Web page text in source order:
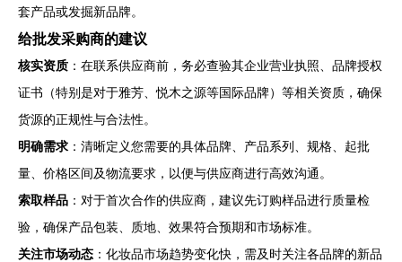
套产品或发掘新品牌。
给批发采购商的建议
核实资质 ：在联系供应商前，务必查验其企业营业执照、品牌授权
证书（特别是对于雅芳、悦木之源等国际品牌）等相关资质，确保
货源的正规性与合法性。
明确需求 ：清晰定义您需要的具体品牌、产品系列、规格、起批
量、价格区间及物流要求，以便与供应商进行高效沟通。
索取样品 ：对于首次合作的供应商，建议先订购样品进行质量检
验，确保产品包装、质地、效果符合预期和市场标准。
关注市场动态 ：化妆品市场趋势变化快，需及时关注各品牌的新品